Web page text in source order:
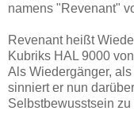
namens "Revenant"
Revenant heißt
Kubriks HAL 9000
Als Wiedergänger,
sinniert er nun
Selbstbewusstsein zu